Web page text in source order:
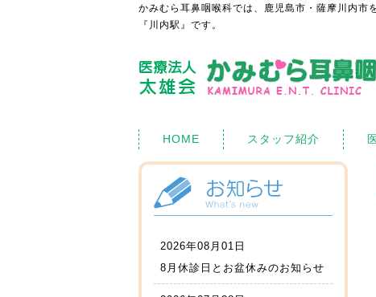
かみむら耳鼻咽喉科では、鹿児島市・薩摩川内市
『川内駅』です。
HOME スタッフ紹介
2026年08月01日
8月休診日とお盆休みのお知らせ